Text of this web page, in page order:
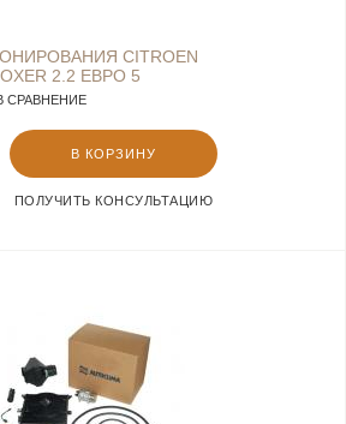
CITROEN
2.2 ЕВРО 5
СРАВНЕНИЕ
В КОРЗИНУ
ПОЛУЧИТЬ КОНСУЛЬТАЦИЮ